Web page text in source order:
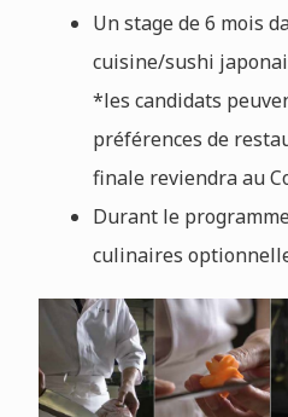
Un stage de 6 mois
cuisine/sushi
*les candidats
préférences de
finale reviendra au
Durant le
culinaires